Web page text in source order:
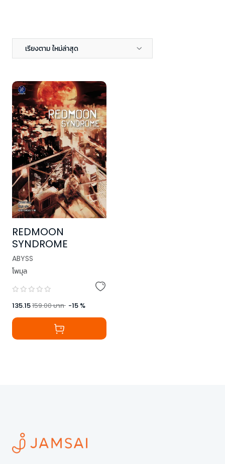
เรียงตาม ใหม่ล่าสุด
REDMOON
SYNDROME
ABYSS
โพมุล
135.15159.00บาท -15 %